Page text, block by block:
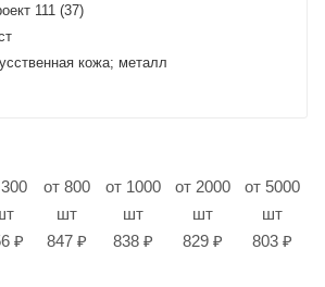
111 (37)
кожа; металл
₽
от 800
шт
847 ₽
от 1000
шт
838 ₽
от 2000
шт
829 ₽
от 5000
шт
803 ₽